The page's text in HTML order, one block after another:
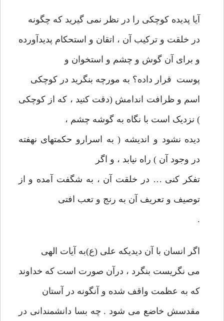
آیا پدیده کوچکی را در نظر نمی گیرید که چگونه
در خلقت و ترکیب آن ، اتقان و استحکام پدیدآورده
و برای آن گوش و چشم و استخوان و
پوست قرار داده؟ به مورچه بنگرید در کوچکی
اسم و ظرافت اندامش (دقت کنید ، که از کوچکی
) نزدیک است با نگاه به گوشه چشم ،
دیده نشود و اندیشه ( به اسرارو حکمتهای نهفته
در وجود آن ) راه نیابد ، و اگر
تفکر کنی … در خلقت آن ، به شگفت آمده و از
توصیف و تعریف آن به رنج و تعب افتی
.
اگر انسان با آن دیدیکه علی (ع)به آیات الهی
می نگریست بنگرد ، درآن صورت است که خداوند
که به عظمت واقف شده و آنگونه در آستان
مقدسش خاضع می شود . چه بسا دانشمندانی در